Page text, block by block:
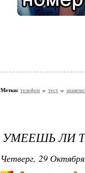
Метки: телефон тест
УМЕЕШЬ ЛИ
Четверг, 29